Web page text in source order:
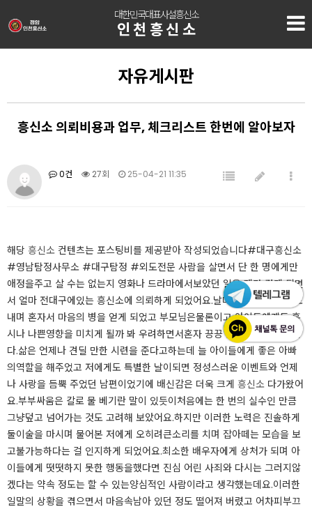
대한민국대표사설흥신소
인천흥신소
자유게시판
흥신소 의뢰비용과 업무, 체크리스트 한번에 알아보자
0건 27회 25-04-21 11:35
해당 흥신소 컨텐츠는 포스팅비를 제공받아 작성되었습니다​​​#대구흥신소
#영남탐정사무소 #대구탐정 #외도전문 ​​사람을 살면서 단 한 명에게만
애정을주고 살 수는 없는지 영화나 드라마에서보았던 일을 제가 겪게 되면
서 얼마 전대구에있는 흥신소에 의뢰하게 되었어요.​​날마다 힘든 시간을 보
내며 혼자서 마음의 병을 얻게 되었고 부모님은물론이고 아이들에게도 혹
시나 나쁜영향을 미치게 될까 봐 우려하면서혼자 끙끙 앓고 괴로워했답니
다.​​삶은 언제나 견딜 만한 시련을 준다고하는데 늘 아이들에게 좋은 아빠
의역할을 해주었고 저에게도 특별한 날이되면 정성스러운 이벤트와 언제
나 사랑을 듬뿍 주었던 남편이었기에 배신감은 더욱 크게 흥신소 다가왔어
요.부부싸움은 칼로 물 베기란 말이 있듯이처음에는 한 번의 실수인 만큼
그냥덮고 넘어가는 것도 고려해 보았어요.하지만 이러한 노력은 진솔하게
둘이술을 마시며 물어본 저에게 오히려큰소리를 치며 잡아떼는 모습을 보
고불가능하다는 걸 인지하게 되었어요.최소한 배우자에게 상처가 되며 아
이들에게 떳떳하지 못한 행동을했다면 진심 어린 사죄와 다시는 그러지않
겠다는 약속 정도는 할 수 있는양심적인 사람이라고 생각했는데요.​​이러한
일말의 상황을 겪으면서 마음속남아 있던 정도 떨어져 버렸고 어차피부끄